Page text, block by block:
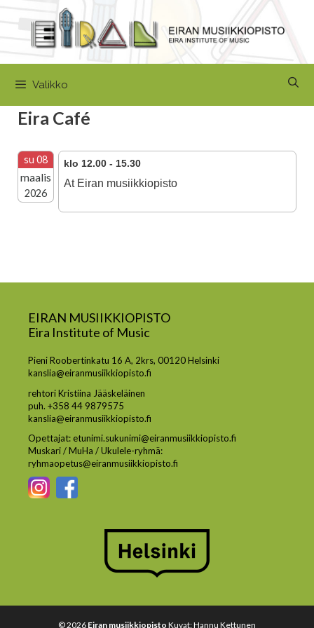
sisältöön
Valikko
Eira Café
su 08
maalis
2026
klo 12.00 - 15.30
At Eiran musiikkiopisto
EIRAN MUSIIKKIOPISTO
Eira Institute of Music
Pieni Roobertinkatu 16 A, 2krs, 00120 Helsinki
kanslia@eiranmusiikkiopisto.fi
rehtori Kristiina Jääskeläinen
puh. +358 44 9879575
kanslia@eiranmusiikkiopisto.fi
Opettajat: etunimi.sukunimi@eiranmusiikkiopisto.fi
Muskari / MuHa / Ukulele-ryhmä:
ryhmaopetus@eiranmusiikkiopisto.fi
© 2026 Eiran musiikkiopisto Kuvat: Hannu Kettunen